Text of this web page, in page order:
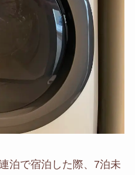
泊で宿泊した際、7泊未